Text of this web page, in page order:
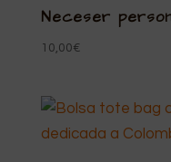
Neceser
10,00€